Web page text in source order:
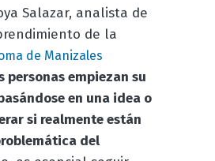
Salazar, analista de
de la
de Manizales
personas empiezan su
en una idea o
si realmente están
del